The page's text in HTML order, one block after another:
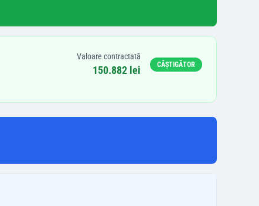
Valoare contractată
150.882 lei CÂȘTIGĂTOR